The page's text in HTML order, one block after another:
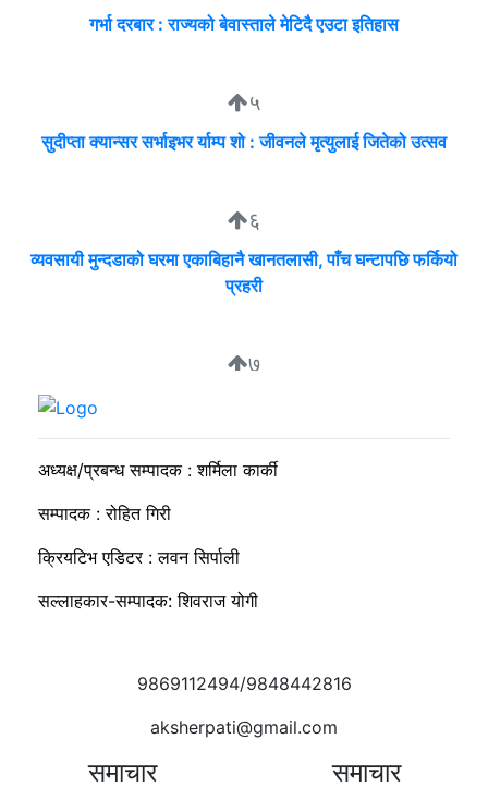
गर्भा दरबार : राज्यको बेवास्ताले मेटिदै एउटा इतिहास
५
सुदीप्ता क्यान्सर सर्भाइभर र्याम्प शो : जीवनले मृत्युलाई जितेको उत्सव
६
व्यवसायी मुन्दडाको घरमा एकाबिहानै खानतलासी, पाँच घन्टापछि फर्कियो
प्रहरी
७
अध्यक्ष/प्रबन्ध सम्पादक : शर्मिला कार्की
सम्पादक : रोहित गिरी
क्रियटिभ एडिटर : लवन सिर्पाली
सल्लाहकार-सम्पादक: शिवराज योगी
9869112494/9848442816
aksherpati@gmail.com
समाचार समाचार